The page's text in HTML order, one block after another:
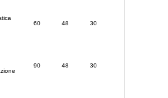
60 48 30
90 48 30